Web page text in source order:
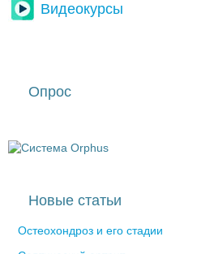
Видеокурсы
Опрос
Новые статьи
Остеохондроз и его стадии